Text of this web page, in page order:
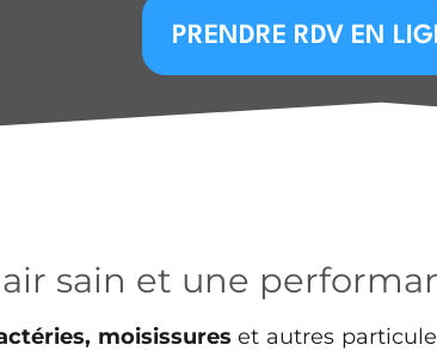
PRENDRE RDV EN
sain et une
moisissures et autres